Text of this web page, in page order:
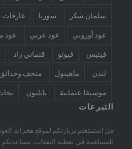
سلمان شكر سوريا عازفات
عود أوروبي عود عربي عود
فيتيس فيوتو قتماني زاد
لندن ماهينول متحف وحدائق
موسيقا عثمانية نابليون
التبرعات
هل استمتعتم بزيارتكم لموقع هجرات
للمساهمة في تغطية النفقات.